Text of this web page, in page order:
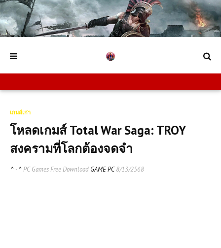
เกมส์เก่า
โหลดเกมส์ Total War Saga: TROY
สงครามที่โลกต้องจดจำ
^ - ^ PC Games Free Download GAME PC8/13/2568